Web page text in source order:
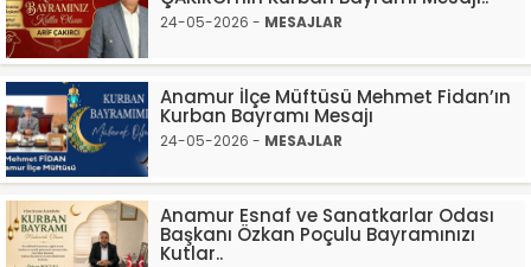
24-05-2026 - MESAJLAR
Anamur İlçe Müftüsü Mehmet Fidan’ın
Kurban Bayramı Mesajı
24-05-2026 - MESAJLAR
Anamur Esnaf ve Sanatkarlar Odası
Başkanı Özkan Poçulu Bayramınızı
Kutlar..